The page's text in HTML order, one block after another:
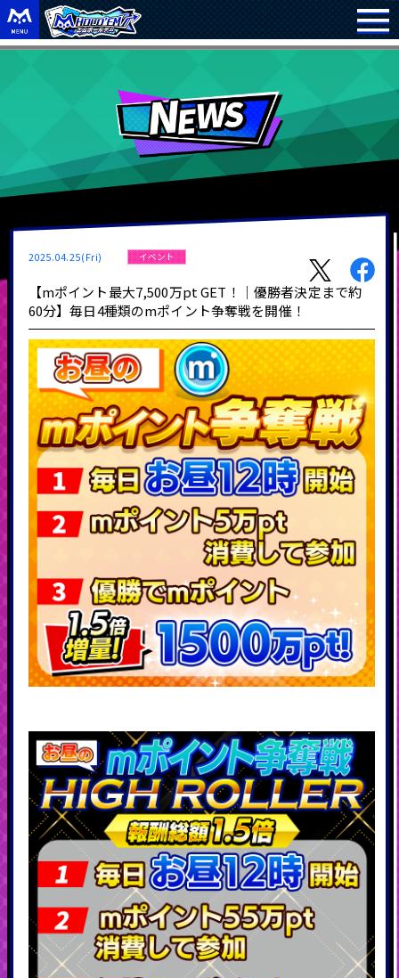
2025.04.25(Fri) イベント
【mポイント最大7,500万pt GET！｜優勝者決定まで約
60分】毎日4種類のmポイント争奪戦を開催！